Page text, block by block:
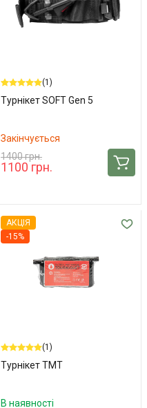
(1)
Турнікет SOFT Gen 5
Закінчується
1400 грн.
1100 грн.
АКЦІЯ
-15%
(1)
Турнікет ТMT
В наявності